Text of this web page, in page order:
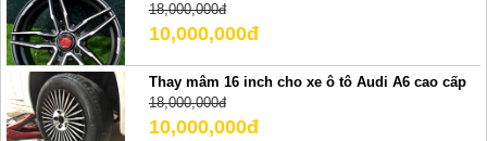
18,000,000đ
10,000,000đ
Thay mâm 16 inch cho xe ô tô Audi A6 cao cấp
18,000,000đ
10,000,000đ